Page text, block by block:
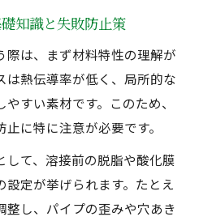
とステンレス配管溶接へ
く仕上げるポイント
接で穴あきを防ぐコツ
安定した裏波を得る方法
りを左右する理由
接前の脱脂と酸化膜除去
知識と失敗防止策
際は、まず材料特性の理解が
は熱伝導率が低く、局所的な
すい素材です。このため、
に特に注意が必要です。
して、溶接前の脱脂や酸化膜
定が挙げられます。たとえ
整し、パイプの歪みや穴あき